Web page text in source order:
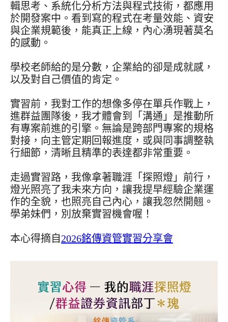
輯思考、系統化分析方法與程式技術，都應用
於開發案中。看到寫的程式在考量效能、資安
與企業規範後，能真正上線，內心湧現著莫名
的感動。
學校老師給的是分數，企業給的卻是成就感，
以及對自己價值的肯定。
實習前，我對工作的想像多停在單兵作戰上，
進群益團隊後，我才體會到「溝通」是推動所
有專案前進的引擎。無論是跨部門專案的規格
對接，向主管定期回報進度，或與同事調整執
行細節，清晰且精準的表達都非常重要。
走過實習路，我像拿著職涯「探照燈」前行，
燈光照亮了我未來方向，讓我提早經驗企業運
作的全貌，也照亮自己內心，讓我忽然開翹。
學弟妹們，別放棄實習機會喔！
本心得摘自 2026銘傳資管實習分享會